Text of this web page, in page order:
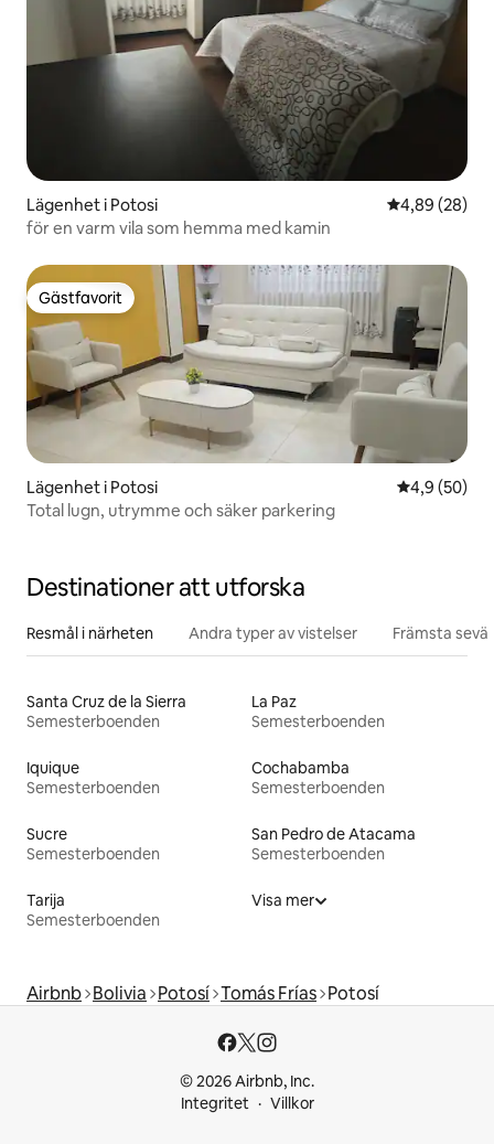
Lägenhet i Potosi 4,89 av 5 i
4,89 (28)
för en varm vila som hemma med kamin
Gästfavorit
Gästfavorit
Lägenhet i Potosi 4,9 av 5 i
4,9 (50)
Total lugn, utrymme och säker parkering
Destinationer att utforska
Resmål i närheten Andra typer av vistelser Främsta
Santa Cruz de la Sierra
Semesterboenden
La Paz
Semesterboenden
Iquique
Semesterboenden
Cochabamba
Semesterboenden
Sucre
Semesterboenden
San Pedro de Atacama
Semesterboenden
Tarija
Semesterboenden
Visa mer
Airbnb Bolivia Potosí Tomás Frías Potosí
© 2026 Airbnb, Inc.
Integritet
Villkor